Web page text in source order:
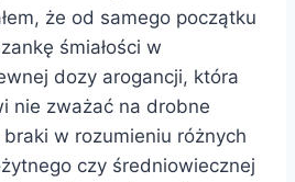
że od samego początku
śmiałości w
dozy arogancji, która
nie zważać na drobne
w rozumieniu różnych
czy średniowiecznej